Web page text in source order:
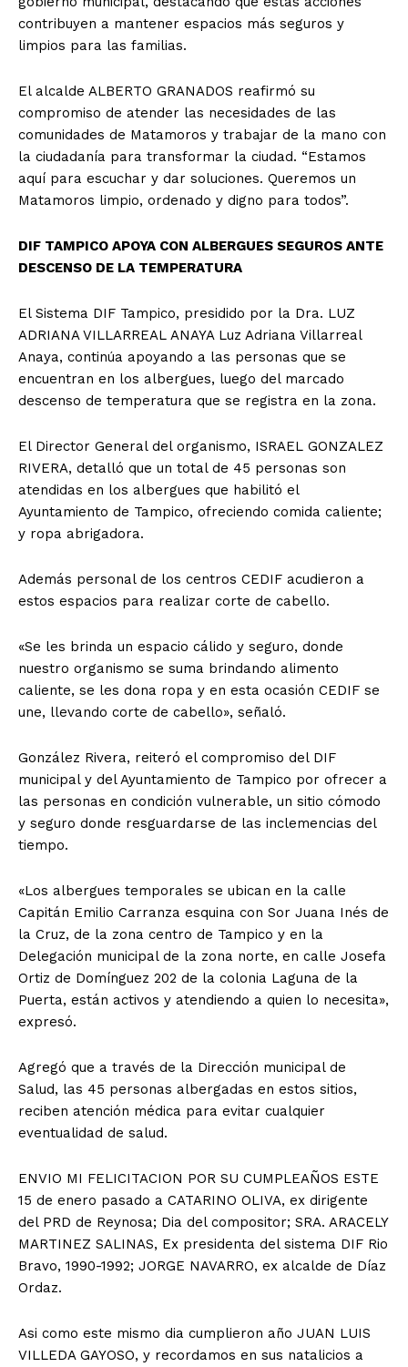
contribuyen a mantener espacios más seguros y
limpios para las familias.
El alcalde ALBERTO GRANADOS reafirmó su
compromiso de atender las necesidades de las
comunidades de Matamoros y trabajar de la mano con
la ciudadanía para transformar la ciudad. “Estamos
aquí para escuchar y dar soluciones. Queremos un
Matamoros limpio, ordenado y digno para todos”.
DIF TAMPICO APOYA CON ALBERGUES SEGUROS ANTE
DESCENSO DE LA TEMPERATURA
El Sistema DIF Tampico, presidido por la Dra. LUZ
ADRIANA VILLARREAL ANAYA Luz Adriana Villarreal
Anaya, continúa apoyando a las personas que se
encuentran en los albergues, luego del marcado
descenso de temperatura que se registra en la zona.
El Director General del organismo, ISRAEL GONZALEZ
RIVERA, detalló que un total de 45 personas son
atendidas en los albergues que habilitó el
Ayuntamiento de Tampico, ofreciendo comida caliente;
y ropa abrigadora.
Además personal de los centros CEDIF acudieron a
estos espacios para realizar corte de cabello.
«Se les brinda un espacio cálido y seguro, donde
nuestro organismo se suma brindando alimento
caliente, se les dona ropa y en esta ocasión CEDIF se
une, llevando corte de cabello», señaló.
González Rivera, reiteró el compromiso del DIF
municipal y del Ayuntamiento de Tampico por ofrecer a
las personas en condición vulnerable, un sitio cómodo
y seguro donde resguardarse de las inclemencias del
tiempo.
«Los albergues temporales se ubican en la calle
Capitán Emilio Carranza esquina con Sor Juana Inés de
la Cruz, de la zona centro de Tampico y en la
Delegación municipal de la zona norte, en calle Josefa
Ortiz de Domínguez 202 de la colonia Laguna de la
Puerta, están activos y atendiendo a quien lo necesita»,
expresó.
Agregó que a través de la Dirección municipal de
Salud, las 45 personas albergadas en estos sitios,
reciben atención médica para evitar cualquier
eventualidad de salud.
ENVIO MI FELICITACION POR SU CUMPLEAÑOS ESTE
15 de enero pasado a CATARINO OLIVA, ex dirigente
del PRD de Reynosa; Dia del compositor; SRA. ARACELY
MARTINEZ SALINAS, Ex presidenta del sistema DIF Rio
Bravo, 1990-1992; JORGE NAVARRO, ex alcalde de Díaz
Ordaz.
Asi como este mismo dia cumplieron año JUAN LUIS
VILLEDA GAYOSO, y recordamos en sus natalicios a